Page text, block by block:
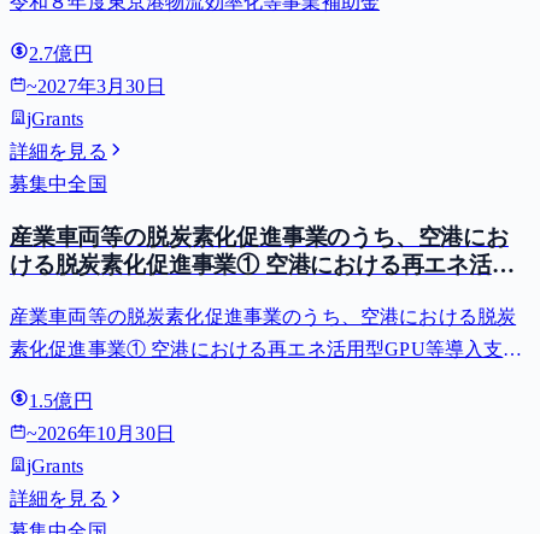
2.7億円
~2027年3月30日
jGrants
詳細を見る
募集中全国
産業車両等の脱炭素化促進事業のうち、空港にお
ける脱炭素化促進事業① 空港における再エネ活用
費等補助金）
産業車両等の脱炭素化促進事業のうち、空港における脱炭
素化促進事業① 空港における再エネ活用型GPU等導入支援
1.5億円
~2026年10月30日
jGrants
詳細を見る